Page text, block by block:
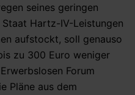
seines geringen
Hartz-IV-Leistungen
aufstockt, soll genauso
zu 300 Euro weniger
Forum
Pläne aus dem